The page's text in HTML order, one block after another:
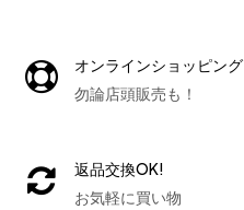
オンラインショッピング
勿論店頭販売も！
返品交換OK!
お気軽に買い物